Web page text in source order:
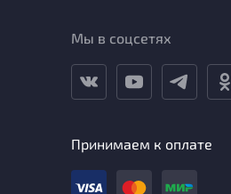
Мы в соцсетях
Принимаем к оплате